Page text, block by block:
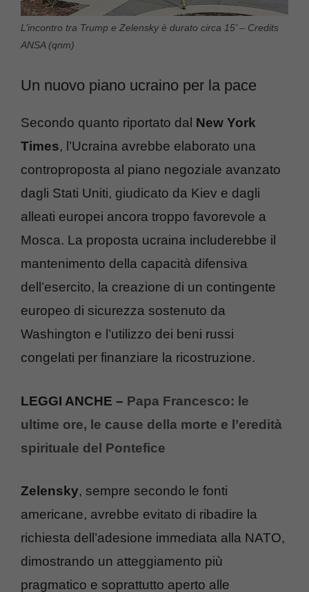
L’incontro tra Trump e Zelensky è durato circa 15’ – Credits
ANSA (qnm)
Un nuovo piano ucraino per la pace
Secondo quanto riportato dal New York
Times, l’Ucraina avrebbe elaborato una
controproposta al piano negoziale avanzato
dagli Stati Uniti, giudicato da Kiev e dagli
alleati europei ancora troppo favorevole a
Mosca. La proposta ucraina includerebbe il
mantenimento della capacità difensiva
dell’esercito, la creazione di un contingente
europeo di sicurezza sostenuto da
Washington e l’utilizzo dei beni russi
congelati per finanziare la ricostruzione.
LEGGI ANCHE – Papa Francesco: le
ultime ore, le cause della morte e l’eredità
spirituale del Pontefice
Zelensky, sempre secondo le fonti
americane, avrebbe evitato di ribadire la
richiesta dell’adesione immediata alla NATO,
dimostrando un atteggiamento più
pragmatico e soprattutto aperto alle